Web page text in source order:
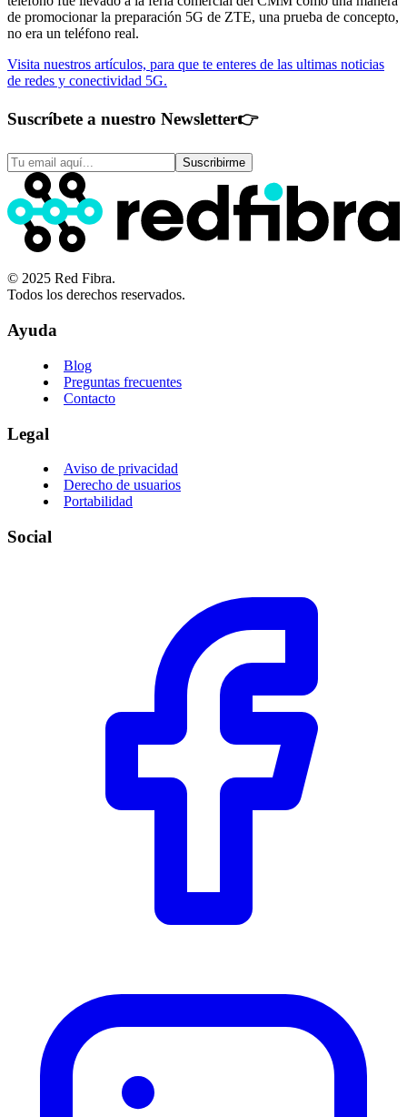
de promocionar la preparación 5G de ZTE, una prueba de concepto,
no era un teléfono real.
Visita nuestros artículos, para que te enteres de las ultimas noticias
de redes y conectividad 5G.
Suscríbete a nuestro Newsletter👉
Suscribirme
© 2025 Red Fibra.
Todos los derechos reservados.
Ayuda
Blog
Preguntas frecuentes
Contacto
Legal
Aviso de privacidad
Derecho de usuarios
Portabilidad
Social